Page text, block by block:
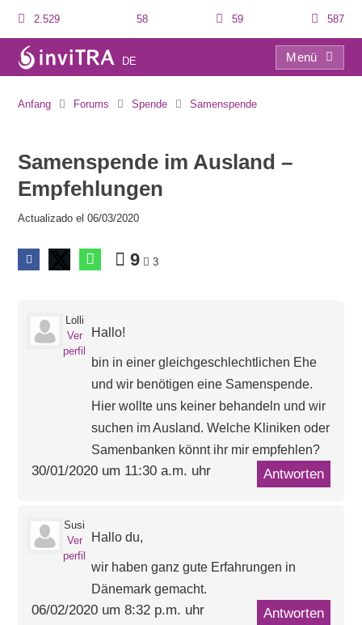
2.529 58 59 587
DE
Menü
Anfang Forums Spende Samenspende
Samenspende im Ausland –
Empfehlungen
Actualizado el 06/03/2020
9 3
Lolli
Ver
perfil
Hallo!
bin in einer gleichgeschlechtlichen Ehe
und wir benötigen eine Samenspende.
Hier wollte uns keiner behandeln und wir
suchen im Ausland. Welche Kliniken oder
Samenbanken könnt ihr mir empfehlen?
30/01/2020 um 11:30 a.m. uhr Antworten
Susi
Ver
perfil
Hallo du,
wir haben ganz gute Erfahrungen in
Dänemark gemacht.
06/02/2020 um 8:32 p.m. uhr Antworten